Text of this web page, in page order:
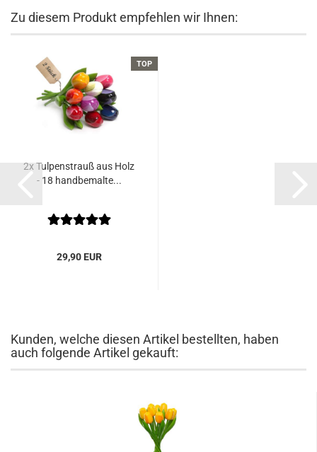
Zu diesem Produkt empfehlen wir Ihnen:
TOP
2x Tulpenstrauß aus Holz
- 18 handbemalte...
29,90 EUR
Kunden, welche diesen Artikel bestellten, haben
auch folgende Artikel gekauft: